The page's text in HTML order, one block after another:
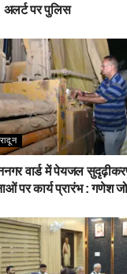
पर पुलिस
वार्ड में पेयजल
पर कार्य प्रारंभ : गणेश